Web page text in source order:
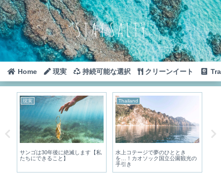
Home 現実 持続可能な選択 クリーンイート
現実
サンゴは30年後に絶滅します【私
たちにできること】
Thailand
水上コテージで夢のひととき
を…！カオソック国立公園観光の
手引き